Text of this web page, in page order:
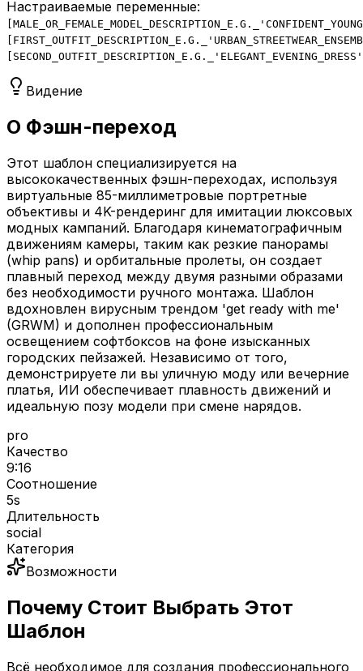
Настраиваемые переменные:
SECOND_OUTFIT_DESCRIPTION_E.G._'ELEGANT_EVENING_DRESS'
Видение
О Фэшн-переход
Этот шаблон специализируется на
высококачественных фэшн-переходах, используя
виртуальные 85-миллиметровые портретные
объективы и 4K-рендеринг для имитации люксовых
модных кампаний. Благодаря кинематографичным
движениям камеры, таким как резкие панорамы
(whip pans) и орбитальные пролеты, он создает
плавный переход между двумя разными образами
без необходимости ручного монтажа. Шаблон
вдохновлен вирусным трендом 'get ready with me'
(GRWM) и дополнен профессиональным
освещением софтбоксов на фоне изысканных
городских пейзажей. Независимо от того,
демонстрируете ли вы уличную моду или вечерние
платья, ИИ обеспечивает плавность движений и
идеальную позу модели при смене нарядов.
pro
Качество
9:16
Соотношение
5s
Длительность
social
Категория
Возможности
Почему Стоит Выбрать Этот
Шаблон
Всё необходимое для создания профессионального